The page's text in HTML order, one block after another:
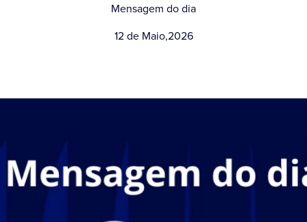
Mensagem do dia
12 de Maio,2026